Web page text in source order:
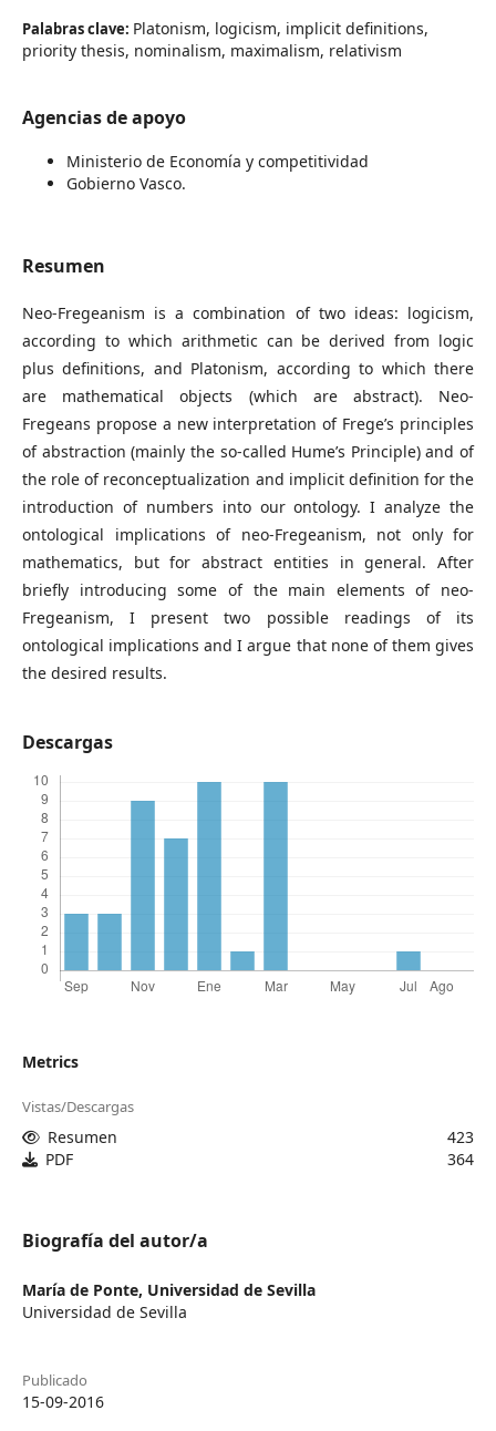
Palabras clave: Platonism, logicism, implicit definitions,
priority thesis, nominalism, maximalism, relativism
Agencias de apoyo
Ministerio de Economía y competitividad
Gobierno Vasco.
Resumen
Neo-Fregeanism is a combination of two ideas: logicism,
according to which arithmetic can be derived from logic
plus definitions, and Platonism, according to which there
are mathematical objects (which are abstract). Neo-
Fregeans propose a new interpretation of Frege’s principles
of abstraction (mainly the so-called Hume’s Principle) and of
the role of reconceptualization and implicit definition for the
introduction of numbers into our ontology. I analyze the
ontological implications of neo-Fregeanism, not only for
mathematics, but for abstract entities in general. After
briefly introducing some of the main elements of neo-
Fregeanism, I present two possible readings of its
ontological implications and I argue that none of them gives
the desired results.
Descargas
Metrics
Vistas/Descargas
Resumen
423
PDF
364
Biografía del autor/a
María de Ponte, Universidad de Sevilla
Universidad de Sevilla
Publicado
15-09-2016